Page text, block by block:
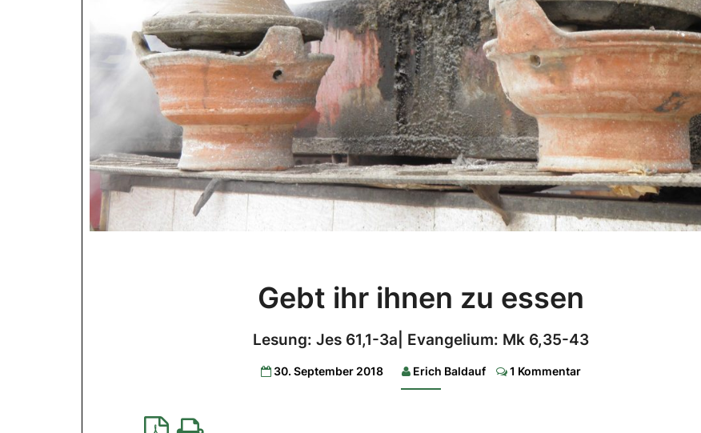
ihr
zu
essen
Gebt ihr ihnen zu essen
Lesung: Jes 61,1-3a| Evangelium: Mk 6,35-43
30. September 2018 Erich Baldauf Comments
1 Kommentar